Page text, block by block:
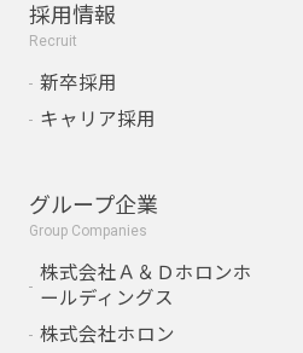
採用情報
Recruit
新卒採用
キャリア採用
グループ企業
Group Companies
株式会社Ａ＆Ｄホロンホ
ールディングス
株式会社ホロン